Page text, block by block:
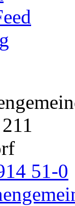
51-0